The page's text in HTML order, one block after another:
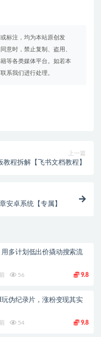
标注，均为本站原创发
意时，禁止复制、盗用、
等各类媒体平台。如若本
系我们进行处理。
上一篇
程拆解【飞书文档教程】
安卓系统【专属】
用多计划低出价撬动搜索流
56 9.8
伪纪录片，涨粉变现其实
54 9.8